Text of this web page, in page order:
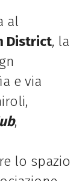
al
District, la
e via
,
lo spazio